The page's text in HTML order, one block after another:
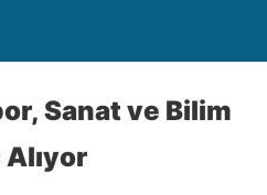
Sanat ve Bilim